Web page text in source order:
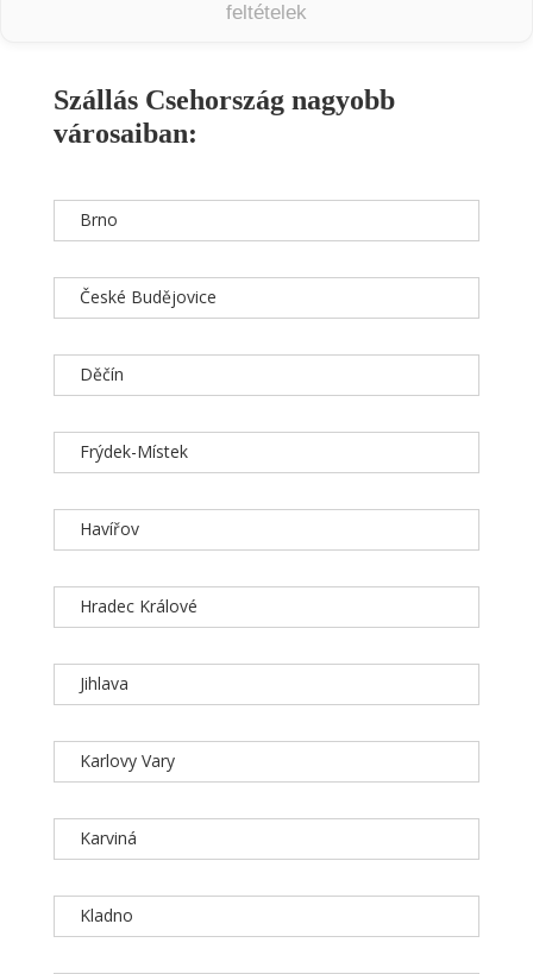
feltételek
Szállás Csehország nagyobb
városaiban:
Brno
České Budějovice
Děčín
Frýdek-Místek
Havířov
Hradec Králové
Jihlava
Karlovy Vary
Karviná
Kladno